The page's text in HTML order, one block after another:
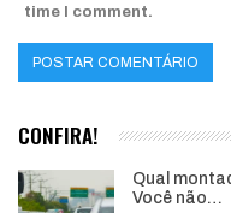
time I comment.
CONFIRA!
Qual
Você não…